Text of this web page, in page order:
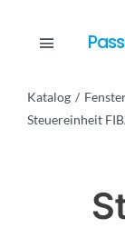
Toggle
Katalog
Steuereinheit